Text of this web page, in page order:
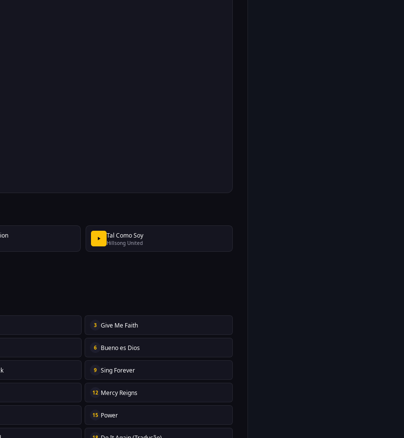
Tal Como Soy
Hillsong United
3 Give Me Faith
6 Bueno es Dios
9 Sing Forever
12 Mercy Reigns
15 Power